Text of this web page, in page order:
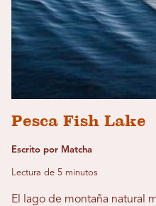
Pesca Fish Lake
Escrito por Matcha
Lectura de 5 minutos
El lago de montaña natural